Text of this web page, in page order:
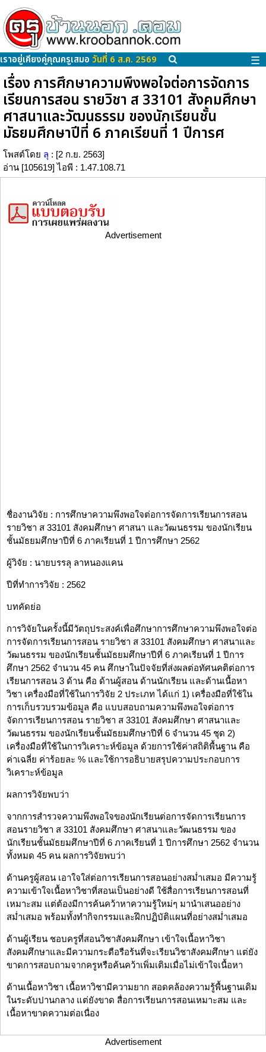
เราอยู่เคียงคู่คุณครูเสมอ วันที่ 6 ส.ค. 2569 ☰
เรื่อง การศึกษาความพึงพอใจต่อการจัดการ
เรียนการสอน รายวิชา ส 33101 สังคมศึกษา
ศาสนาและวัฒนธรรม ของนักเรียนชั้น
มัธยมศึกษาปีที่ 6 ภาคเรียนที่ 1 ปีการศ
โพสต์โดย ลุ : [2 ก.ย. 2563]
อ่าน [105619] ไอพี : 1.47.108.71
Advertisement
ชื่องานวิจัย : การศึกษาความพึงพอใจต่อการจัดการเรียนการสอน
รายวิชา ส 33101 สังคมศึกษา ศาสนา และวัฒนธรรม ของนักเรียน
ชั้นมัธยมศึกษาปีที่ 6 ภาคเรียนที่ 1 ปีการศึกษา 2562
ผู้วิจัย : นายบรรลุ ลาหนองแคน
ปีที่ทำการวิจัย : 2562
บทคัดย่อ
การวิจัยในครั้งนี้มีวัตถุประสงค์เพื่อศึกษาการศึกษาความพึงพอใจต่อ
การจัดการเรียนการสอน รายวิชา ส 33101 สังคมศึกษา ศาสนาและ
วัฒนธรรม ของนักเรียนชั้นมัธยมศึกษาปีที่ 6 ภาคเรียนที่ 1 ปีการ
ศึกษา 2562 จำนวน 45 คน ศึกษาในปัจจัยที่ส่งผลต่อทัศนคติต่อการ
เรียนการสอน 3 ด้าน คือ ด้านผู้สอน ด้านนักเรียน และด้านเนื้อหา
วิชา เครื่องมือที่ใช้ในการวิจัย 2 ประเภท ได้แก่ 1) เครื่องมือที่ใช้ใน
การเก็บรวบรวมข้อมูล คือ แบบสอบถามความพึงพอใจต่อการ
จัดการเรียนการสอน รายวิชา ส 33101 สังคมศึกษา ศาสนาและ
วัฒนธรรม ของนักเรียนชั้นมัธยมศึกษาปีที่ 6 จำนวน 45 ชุด 2)
เครื่องมือที่ใช้ในการวิเคราะห์ข้อมูล ด้วยการใช้ค่าสถิติพื้นฐาน คือ
ค่าเฉลี่ย ค่าร้อยละ % และใช้การอธิบายสรุปความประกอบการ
วิเคราะห์ข้อมูล
ผลการวิจัยพบว่า
จากการสำรวจความพึงพอใจของนักเรียนต่อการจัดการเรียนการ
สอนรายวิชา ส 33101 สังคมศึกษา ศาสนาและวัฒนธรรม ของ
นักเรียนชั้นมัธยมศึกษาปีที่ 6 ภาคเรียนที่ 1 ปีการศึกษา 2562 จำนวน
ทั้งหมด 45 คน ผลการวิจัยพบว่า
ด้านครูผู้สอน เอาใจใส่ต่อการเรียนการสอนอย่างสม่ำเสมอ มีความรู้
ความเข้าใจเนื้อหาวิชาที่สอนเป็นอย่างดี ใช้สื่อการเรียนการสอนที่
เหมาะสม แต่ต้องมีการค้นคว้าหาความรู้ใหม่ๆ มานำเสนออย่าง
สม่ำเสมอ พร้อมทั้งทำกิจกรรมและฝึกปฏิบัติแผนที่อย่างสม่ำเสมอ
ด้านผู้เรียน ชอบครูที่สอนวิชาสังคมศึกษา เข้าใจเนื้อหาวิชา
สังคมศึกษาและมีความกระตือรือร้นที่จะเรียนวิชาสังคมศึกษา แต่ยัง
ขาดการสอบถามจากครูหรือค้นคว้าเพิ่มเติมเมื่อไม่เข้าใจเนื้อหา
ด้านเนื้อหาวิชา เนื้อหาวิชามีความยาก สอดคล้องความรู้พื้นฐานเดิม
ในระดับปานกลาง แต่ยังขาด สื่อการเรียนการสอนเหมาะสม และ
เนื้อหาขาดความต่อเนื่อง
Advertisement